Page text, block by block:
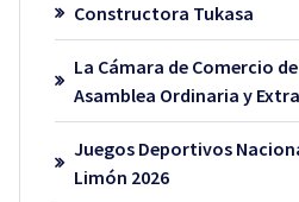
Constructora Tukasa
La Cámara de Comercio
Asamblea Ordinaria y
Juegos Deportivos
Limón 2026